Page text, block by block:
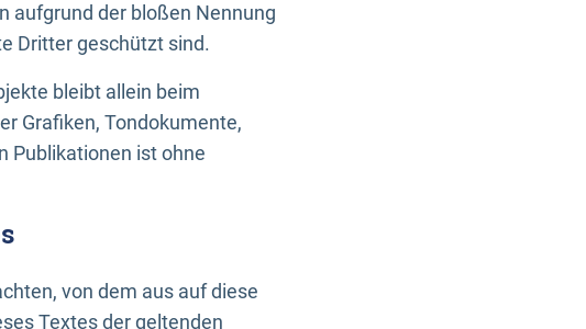
aufgrund der bloßen Nennung
Dritter geschützt sind.
bleibt allein beim
Grafiken, Tondokumente,
Publikationen ist ohne
von dem aus auf diese
Textes der geltenden